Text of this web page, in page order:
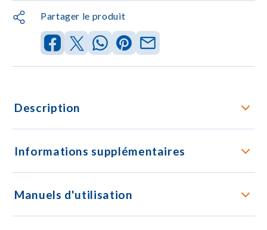
Partager le produit
Description
Informations supplémentaires
Manuels d'utilisation